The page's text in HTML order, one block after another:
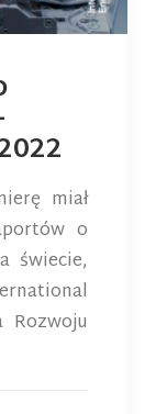
miał
o
świecie,
Rozwoju